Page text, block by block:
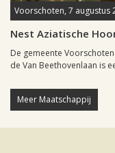
Voorschoten, 7 augustus
Nest Aziatische
De gemeente
de Van Beethovenlaan is
Meer Maatschappij